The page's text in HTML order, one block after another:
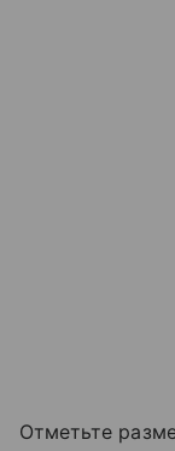
Отметьте